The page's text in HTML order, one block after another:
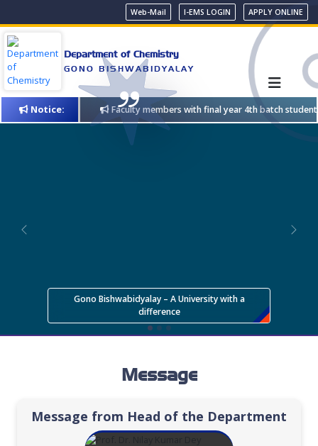
Web-Mail I-EMS LOGIN APPLY ONLINE
Department of Chemistry
GONO BISHWABIDYALAY
Notice: Faculty members with final year 4th batch students
Gono Bishwabidyalay – A University
difference
Previous Next
Message
Message from Head of the Department